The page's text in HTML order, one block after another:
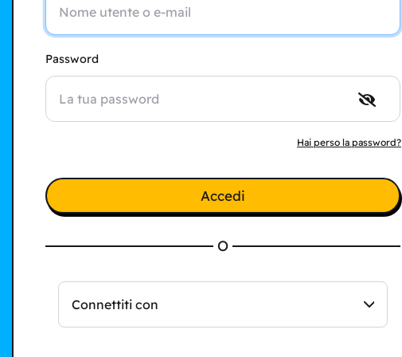
Password
Hai perso la password?
Accedi
O
Connettiti con